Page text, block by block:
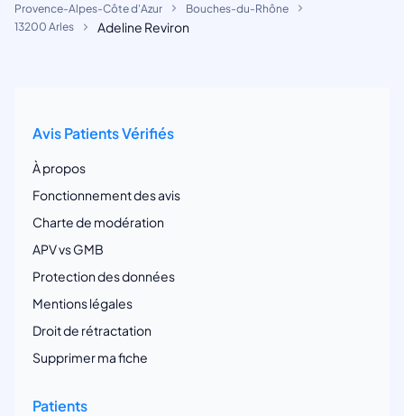
Provence-Alpes-Côte d'Azur
Bouches-du-Rhône
13200 Arles
Adeline Reviron
Avis Patients Vérifiés
À propos
Fonctionnement des avis
Charte de modération
APV vs GMB
Protection des données
Mentions légales
Droit de rétractation
Supprimer ma fiche
Patients